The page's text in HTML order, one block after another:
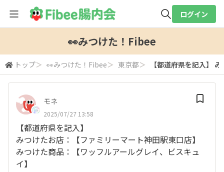
検索
ログイン
👀みつけた！Fibee
トップ＞ 👀みつけた！Fibee＞ 東京都＞ 【都道府県を記入】
モネ
2025/07/27 13:58
【都道府県を記入】
みつけたお店：【ファミリーマート神田駅東口店】
みつけた商品：【ワッフルアールグレイ、ビスキュ
イ】